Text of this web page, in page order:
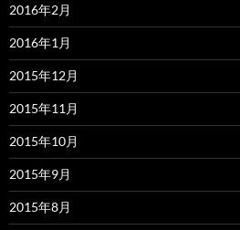
2016年2月
2016年1月
2015年12月
2015年11月
2015年10月
2015年9月
2015年8月